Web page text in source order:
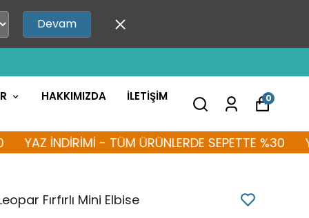
Devam
HAKKIMIZDA İLETİŞİM 0
İNDİRİMİ - TÜM ÜRÜNLERDE SEPETTE %30 YAZ
Fırfırlı Mini Elbise